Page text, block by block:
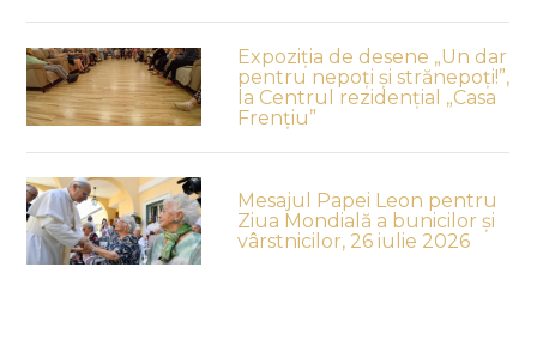
Expoziția de desene „Un dar
pentru nepoți și strănepoți!”,
la Centrul rezidențial „Casa
Frențiu”
Mesajul Papei Leon pentru
Ziua Mondială a bunicilor și
vârstnicilor, 26 iulie 2026